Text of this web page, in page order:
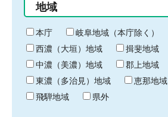
り
終
わ
り
地域
本庁
岐阜地域（本庁除く）
西濃（大垣）地域
揖斐地域
中濃（美濃）地域
郡上地域
東濃（多治見）地域
恵那地域
飛騨地域
県外